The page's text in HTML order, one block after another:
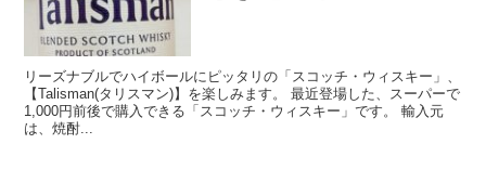
リーズナブルでハイボールにピッタリの「スコッチ・ウィスキー」、
【Talisman(タリスマン)】を楽しみます。 最近登場した、スーパーで
1,000円前後で購入できる「スコッチ・ウィスキー」です。 輸入元
は、焼酎...